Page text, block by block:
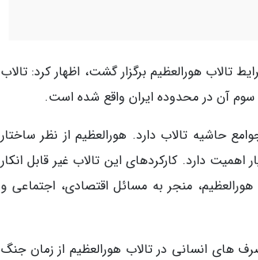
که امروز (15 تیرماه) با موضوع شرایط تالاب هورالعظیم برگزار گشت، اظهار کرد: تالاب
حاشیه تالاب دارد. هورالعظیم از نظر ساختار
دارد. کارکردهای این تالاب غیر قابل انکار
منجر به مسائل اقتصادی، اجتماعی و
انسانی در تالاب هورالعظیم از زمان جنگ